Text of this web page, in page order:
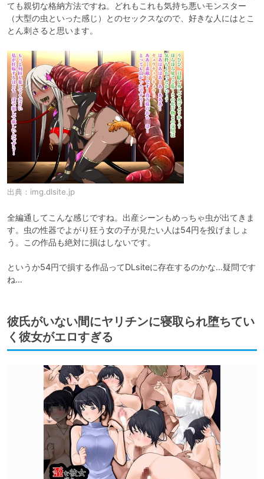
ても親切な格納方法ですね。どれもこれも気持ち悪いモンスター
（大型の虫といった感じ）とのセックスなので、好きな人にはとこ
とん刺さると思います。
出典： img.dlsite.jp
全編通してこんな感じですね。出産シーンもめっちゃ虫が出てきま
す。虫の性器でよがり狂う女の子が見たい人は54円を投げましょ
う。この作品も絶対に損はしないです。
というか54円で損する作品ってDLsiteに存在するのかな…疑問です
ね…
彼氏がいない間にヤリチンに寝取られ堕ちてい
く彼女がエロすぎる